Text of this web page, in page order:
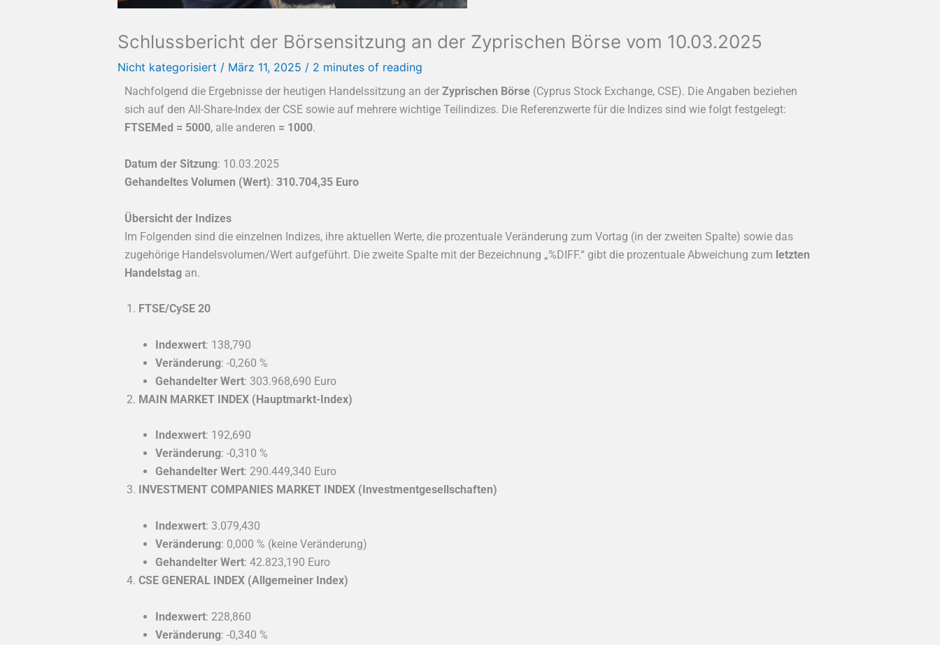
Schlussbericht der Börsensitzung an der Zyprischen Börse vom 10.03.2025
Nicht kategorisiert / März 11, 2025 / 2 minutes of reading
Nachfolgend die Ergebnisse der heutigen Handelssitzung an der Zyprischen Börse (Cyprus Stock Exchange, CSE). Die Angaben beziehen
sich auf den All-Share-Index der CSE sowie auf mehrere wichtige Teilindizes. Die Referenzwerte für die Indizes sind wie folgt festgelegt:
FTSEMed = 5000, alle anderen = 1000.
Datum der Sitzung: 10.03.2025
Gehandeltes Volumen (Wert): 310.704,35 Euro
Übersicht der Indizes
Im Folgenden sind die einzelnen Indizes, ihre aktuellen Werte, die prozentuale Veränderung zum Vortag (in der zweiten Spalte) sowie das
zugehörige Handelsvolumen/Wert aufgeführt. Die zweite Spalte mit der Bezeichnung „%DIFF.“ gibt die prozentuale Abweichung zum letzten
Handelstag an.
FTSE/CySE 20
Indexwert: 138,790
Veränderung: -0,260 %
Gehandelter Wert: 303.968,690 Euro
MAIN MARKET INDEX (Hauptmarkt-Index)
Indexwert: 192,690
Veränderung: -0,310 %
Gehandelter Wert: 290.449,340 Euro
INVESTMENT COMPANIES MARKET INDEX (Investmentgesellschaften)
Indexwert: 3.079,430
Veränderung: 0,000 % (keine Veränderung)
Gehandelter Wert: 42.823,190 Euro
CSE GENERAL INDEX (Allgemeiner Index)
Indexwert: 228,860
Veränderung: -0,340 %